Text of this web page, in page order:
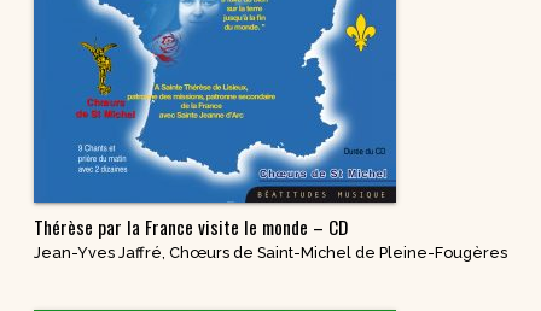
Thérèse par la France visite le monde – CD
Jean-Yves Jaffré, Chœurs de Saint-Michel de Pleine-Fougères